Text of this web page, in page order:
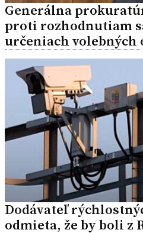
Generálna
proti rozhodnutiam
určeniach volebných
Dodávateľ
odmieta, že by boli z